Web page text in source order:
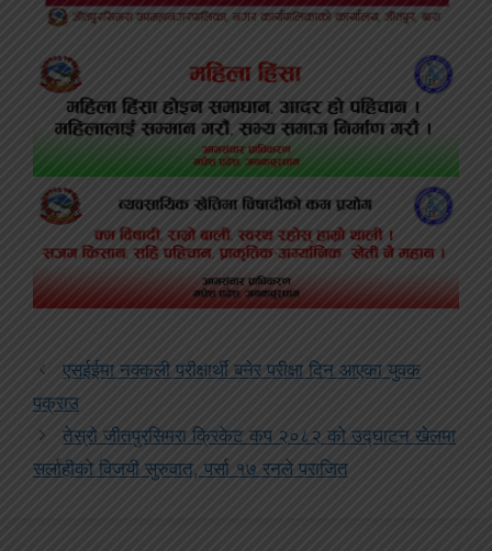
एसईईमा नक्कली परीक्षार्थी बनेर परीक्षा दिन आएका युवक
पक्राउ
तेस्रो जीतपुरसिमरा क्रिकेट कप २०८२ को उद्घाटन खेलमा
सर्लाहीको विजयी सुरुवात, पर्सा १७ रनले पराजित